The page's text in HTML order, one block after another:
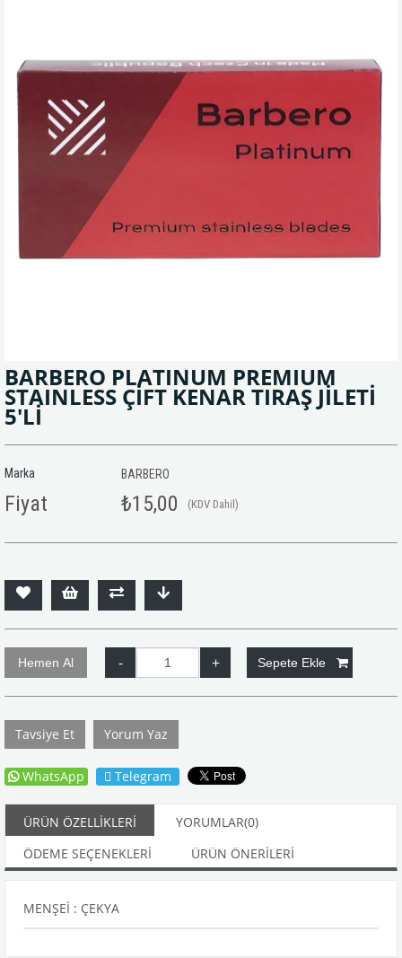
BARBERO PLATINUM PREMIUM
STAINLESS ÇİFT KENAR TIRAŞ JİLETİ
5'Lİ
Marka BARBERO
Fiyat ₺15,00 (KDV Dahil)
Tavsiye Et Yorum Yaz
WhatsApp Telegram
ÜRÜN ÖZELLIKLERI YORUMLAR(0)
ÖDEME SEÇENEKLERI
ÜRÜN ÖNERILERI
MENŞEİ : ÇEKYA